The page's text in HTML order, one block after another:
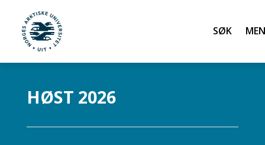
UiT Norges arktiske universitet Søk
HØST 2026